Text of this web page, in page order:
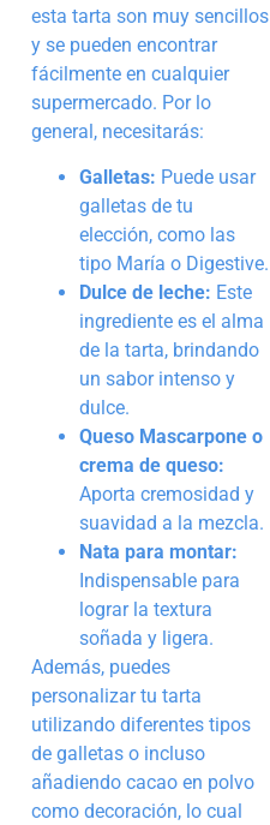
esta tarta son muy sencillos
y se pueden encontrar
fácilmente en cualquier
supermercado. Por lo
general, necesitarás:
Galletas: Puede usar
galletas de tu
elección, como las
tipo María o Digestive.
Dulce de leche: Este
ingrediente es el alma
de la tarta, brindando
un sabor intenso y
dulce.
Queso Mascarpone o
crema de queso:
Aporta cremosidad y
suavidad a la mezcla.
Nata para montar:
Indispensable para
lograr la textura
soñada y ligera.
Además, puedes
personalizar tu tarta
utilizando diferentes tipos
de galletas o incluso
añadiendo cacao en polvo
como decoración, lo cual